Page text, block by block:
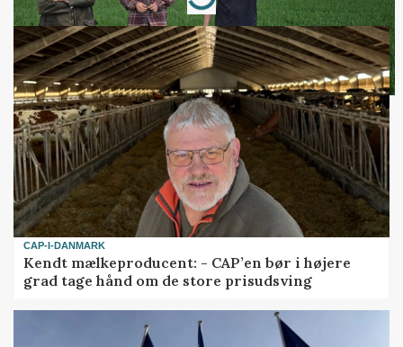
Loading...
CAP-I-DANMARK
Kendt mælkeproducent: - CAP’en bør i højere
grad tage hånd om de store prisudsving